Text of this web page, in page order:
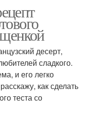
десерт,
сладкого.
и его легко
как сделать
теста со